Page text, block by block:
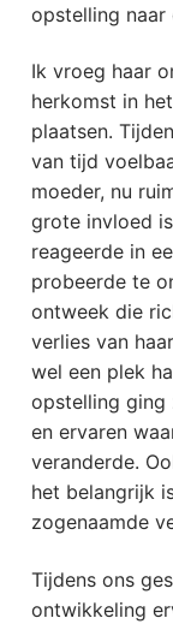
opstelling naar
Ik vroeg haar
herkomst in
plaatsen.
van tijd
moeder, nu
grote invloed
reageerde in
probeerde te
ontweek die
verlies van
wel een plek
opstelling ging
en ervaren
veranderde.
het belangrijk
zogenaamde
Tijdens ons
ontwikkeling